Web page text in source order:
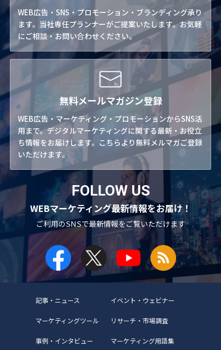
WEB広告・SNS・プロモーション・ブランディング承り
ます。当社専任プランナーがご提案いたします。お気軽
にご相談・お問い合わせください。
無料メールマガジン登録
WEB広告・マーケティング・プロモーションからSNS活
用まで。デジタルマーケティングに関する最新・お役立
ち情報をお届けします。こちらより無料メルマガご登録
いただけます。
FOLLOW US
WEBマーケティング最新情報をお届け！
ご利用のSNSで最新情報をご覧いただけます
記事・ニュース イベント・ウェビナー
マーケティングツール リサーチ・市場調査
事例・インタビュー マーケティング用語集